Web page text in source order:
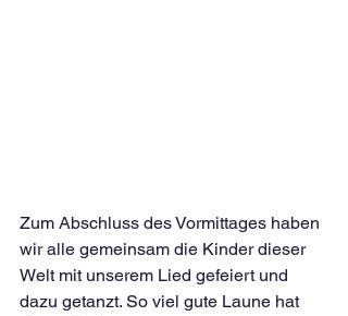
Zum Abschluss des Vormittages haben
wir alle gemeinsam die Kinder dieser
Welt mit unserem Lied gefeiert und
dazu getanzt. So viel gute Laune hat